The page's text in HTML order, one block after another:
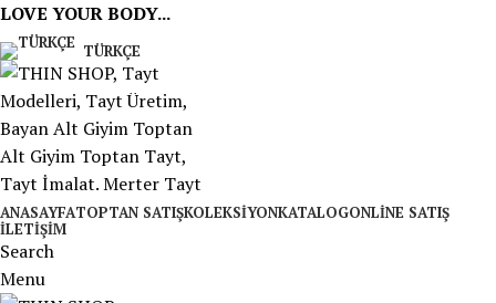
LOVE YOUR BODY...
TÜRKÇE
ANASAYFATOPTAN SATIŞKOLEKSIYONKATALOGONLINE SATIŞ
İLETIŞIM
Search
Menu